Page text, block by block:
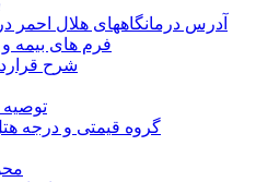
آدرس درمانگاههای هلال احمر
فرم های بیمه
شرح
گروه قیمتی و درجه